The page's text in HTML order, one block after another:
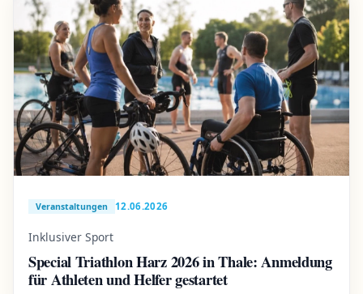
Veranstaltungen 12.06.2026
Inklusiver Sport
Special Triathlon Harz 2026 in Thale: Anmeldung
für Athleten und Helfer gestartet